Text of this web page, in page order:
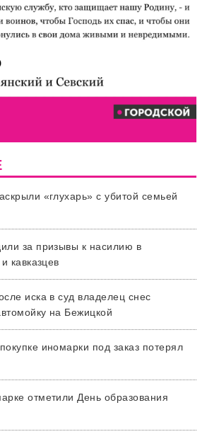
«глухарь» с убитой семьей
за призывы к насилию в
кавказцев
иска в суд владелец снес
на Бежицкой
иномарки под заказ потерял
отметили День образования